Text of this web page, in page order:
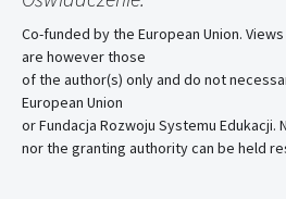
Co-funded by the European Union.
are however those
of the author(s) only and do not
European Union
or Fundacja Rozwoju Systemu Edukacji.
nor the granting authority can be held